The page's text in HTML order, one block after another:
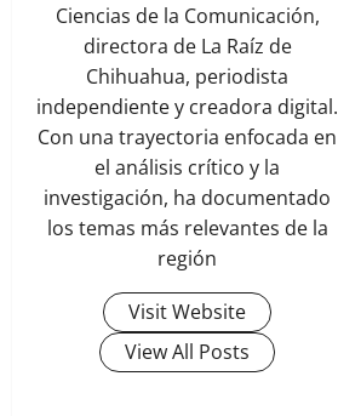
Ciencias de la Comunicación,
directora de La Raíz de
Chihuahua, periodista
independiente y creadora digital.
Con una trayectoria enfocada en
el análisis crítico y la
investigación, ha documentado
los temas más relevantes de la
región
Visit Website
View All Posts